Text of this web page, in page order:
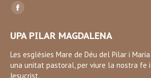
Find us on:
Facebook
opens
in
new
UPA PILAR MAGDALENA
Les esglésies Mare de Déu del Pilar i
una unitat pastoral, per viure la nostra fe
Jesucrist.